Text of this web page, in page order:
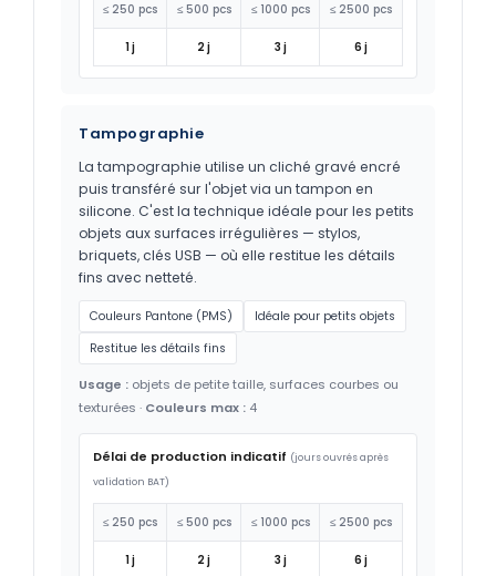
≤ 250 pcs ≤ 500 pcs ≤ 1000 pcs ≤ 2500 pcs
1 j 2 j 3 j 6 j
Tampographie
La tampographie utilise un cliché gravé encré
puis transféré sur l'objet via un tampon en
silicone. C'est la technique idéale pour les petits
objets aux surfaces irrégulières — stylos,
briquets, clés USB — où elle restitue les détails
fins avec netteté.
Couleurs Pantone (PMS)
Idéale pour petits objets
Restitue les détails fins
Usage : objets de petite taille, surfaces courbes ou
texturées · Couleurs max : 4
Délai de production indicatif (jours ouvrés après
validation BAT)
≤ 250 pcs ≤ 500 pcs ≤ 1000 pcs ≤ 2500 pcs
1 j 2 j 3 j 6 j